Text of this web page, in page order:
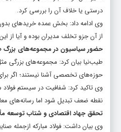
درستی یا خلاف آن را بررسی کرد.
وی ادامه داد: بخش عمده خریدهای
از آن جزو تخلف مدیران بوده و آیا از
حضور سیاسیون در مجموعه‌های
طیب‌نیا بیان کرد: مجموعه‌های بزرگی
حوزه‌های تخصصی آشنا نیستند؛ اگر
وی تاکید کرد: شفافیت در سیستم
نقطه ضعف تبدیل شود اما رسانه‌های
تحقق جهاد اقتصادی و شتاب توسعه
وی بیان داشت: فولاد مبارکه ازجمله